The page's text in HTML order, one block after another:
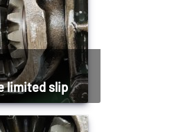
limited slip